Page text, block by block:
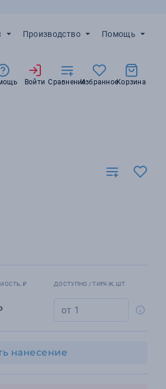
Производство Помощь
Войти СравнениеИзбранноеКорзина
₽ ДОСТУПНО / ТИРАЖ, ШТ
нанесение